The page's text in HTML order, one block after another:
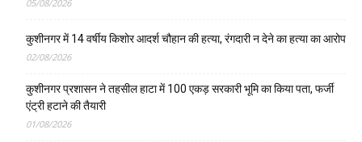
05/08/2026
कुशीनगर में 14 वर्षीय किशोर आदर्श चौहान की हत्या, रंगदारी न देने का हत्या का आरोप
02/08/2026
कुशीनगर प्रशासन ने तहसील हाटा में 100 एकड़ सरकारी भूमि का किया पता, फर्जी
एंट्री हटाने की तैयारी
01/08/2026